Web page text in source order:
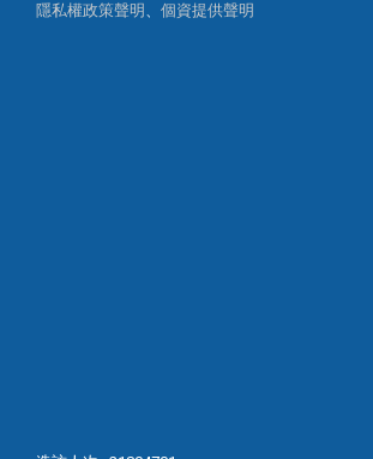
隱私權政策聲明 、 個資提供聲明